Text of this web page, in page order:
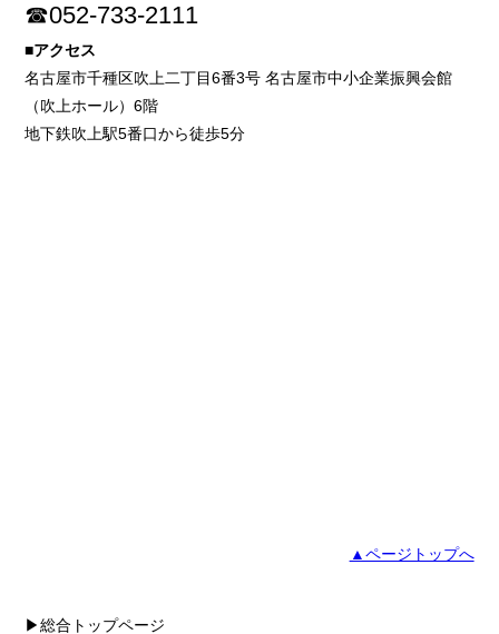
☎052-733-2111
■アクセス
名古屋市千種区吹上二丁目6番3号 名古屋市中小企業振興会館
（吹上ホール）6階
地下鉄吹上駅5番口から徒歩5分
▲ページトップへ
▶総合トップページ